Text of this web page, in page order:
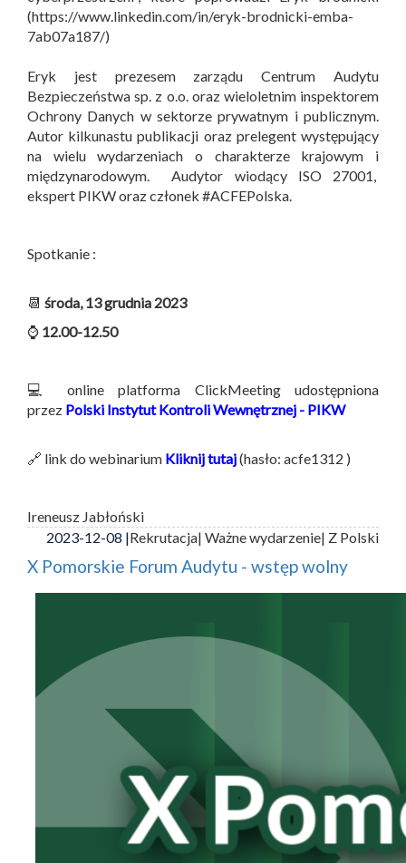
(https://www.linkedin.com/in/eryk-brodnicki-emba-
7ab07a187/)
Eryk jest prezesem zarządu Centrum Audytu
Bezpieczeństwa sp. z o.o. oraz wieloletnim inspektorem
Ochrony Danych w sektorze prywatnym i publicznym.
Autor kilkunastu publikacji oraz prelegent występujący
na wielu wydarzeniach o charakterze krajowym i
międzynarodowym. Audytor wiodący ISO 27001,
ekspert PIKW oraz członek #ACFEPolska.
Spotkanie :
📆 środa, 13 grudnia 2023
⌚ 12.00-12.50
💻 online platforma ClickMeeting udostępniona
przez Polski Instytut Kontroli Wewnętrznej - PIKW
🔗 link do webinarium Kliknij tutaj(hasło: acfe1312 )
Ireneusz Jabłoński
2023-12-08 |Rekrutacja| Ważne wydarzenie| Z Polski
X Pomorskie Forum Audytu - wstęp wolny